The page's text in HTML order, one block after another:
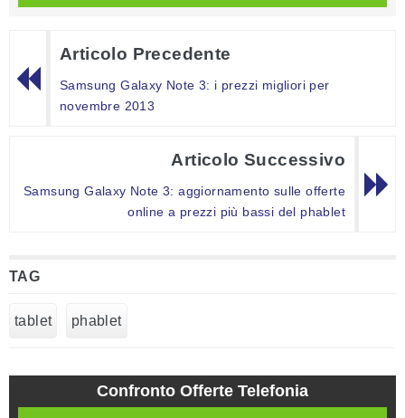
Articolo Precedente
Samsung Galaxy Note 3: i prezzi migliori per
novembre 2013
Articolo Successivo
Samsung Galaxy Note 3: aggiornamento sulle offerte
online a prezzi più bassi del phablet
TAG
tablet phablet
Confronto Offerte Telefonia